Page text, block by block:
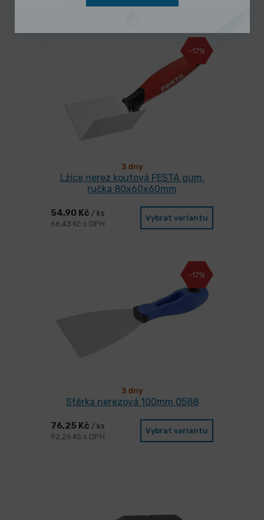
Mohlo by se Vám líbit
-17%
3 dny
Lžíce nerez koutová FESTA gum.
ručka 80x60x60mm
54,90 Kč / ks
66,43 Kč s DPH
Vybrat variantu
-17%
3 dny
Stěrka nerezová 100mm 0588
76,25 Kč / ks
92,26 Kč s DPH
Vybrat variantu